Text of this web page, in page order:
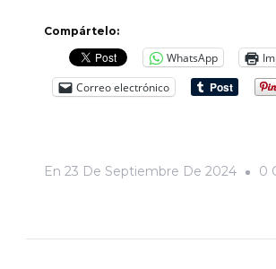
Compártelo:
WhatsApp
Correo electrónico
En 23 De Septiembre De 2024 0